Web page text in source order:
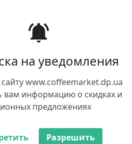
на уведомления
www.coffeemarket.dp.ua
вам информацию о скидках и
предложениях
Разрешить
ESPRESSO
від 5000